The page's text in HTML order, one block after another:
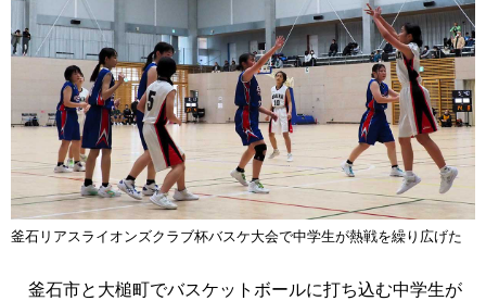
釜石リアスライオンズクラブ杯バスケ大会で中学生が熱戦を繰り広げた
釜石市と大槌町でバスケットボールに打ち込む中学生が